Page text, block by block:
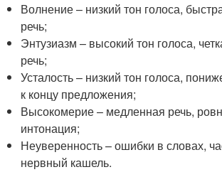
Волнение – низкий тон голоса,
речь;
Энтузиазм – высокий тон голоса,
речь;
Усталость – низкий тон голоса,
к концу предложения;
Высокомерие – медленная речь,
интонация;
Неуверенность – ошибки в словах,
нервный кашель.